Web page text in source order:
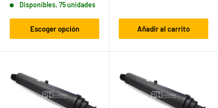
Disponibles, 75 unidades
Escoger opción Añadir al carrito